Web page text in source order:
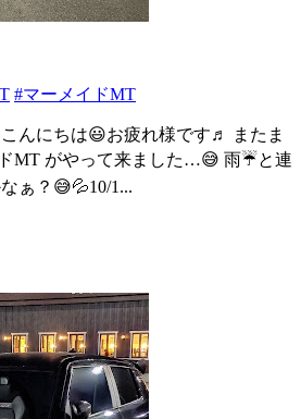
#マーメイドMT
んにちは😃お疲れ様です♬ またま
MT がやって来ました…😅 雨☔と連
ぁ？😅💦10/1...